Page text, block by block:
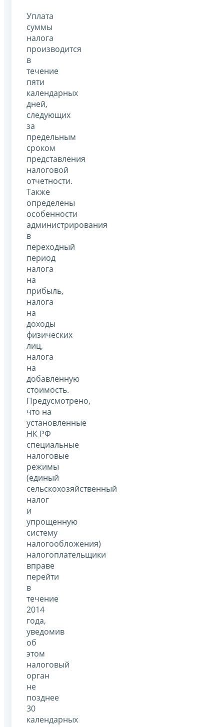
Уплата
суммы
налога
производится
в
течение
пяти
календарных
дней,
следующих
за
предельным
сроком
представления
налоговой
отчетности.
Также
определены
особенности
администрирования
в
переходный
период
налога
на
прибыль,
налога
на
доходы
физических
лиц,
налога
на
добавленную
стоимость.
Предусмотрено,
что на
установленные
НК РФ
специальные
налоговые
режимы
(единый
сельскохозяйственный
налог
и
упрощенную
систему
налогообложения)
налогоплательщики
вправе
перейти
в
течение
2014
года,
уведомив
об
этом
налоговый
орган
не
позднее
30
календарных